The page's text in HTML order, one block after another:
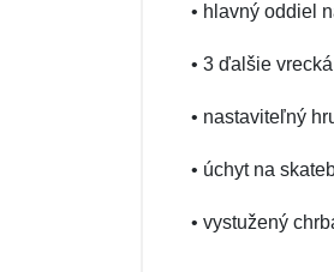
• hlavný oddiel
• 3 ďalšie
• nastaviteľný
• úchyt na
• vystužený